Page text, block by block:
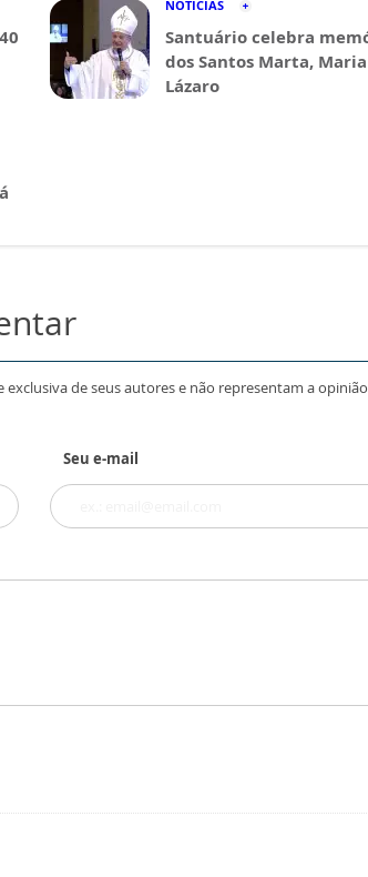
NOTÍCIAS
Santuário celebra
dos Santos Marta,
Lázaro
de seus autores e não representam a
Seu e-mail